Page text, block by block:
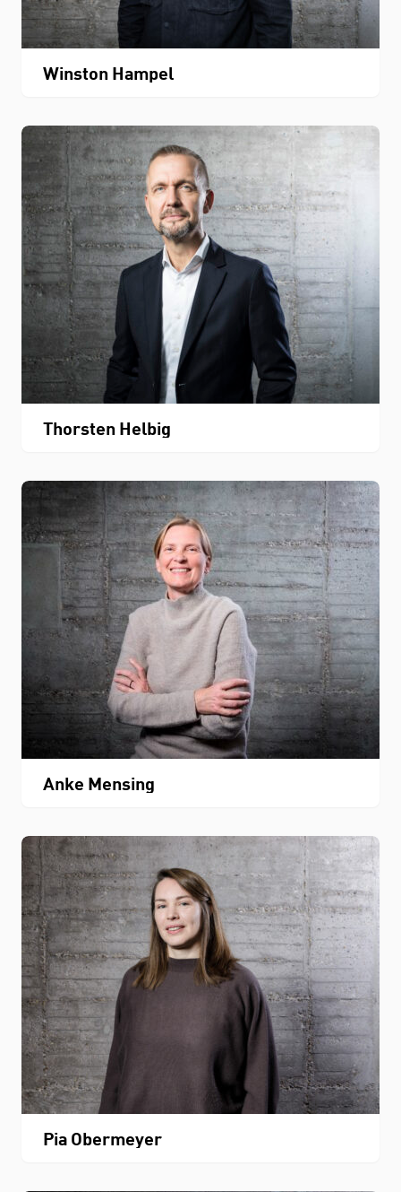
THEMEN
Personenverzeichnis
Fachbereichskalender
Downloads
Kontakt
Winston Hampel
Thorsten Helbig
Anke Mensing
Pia Obermeyer